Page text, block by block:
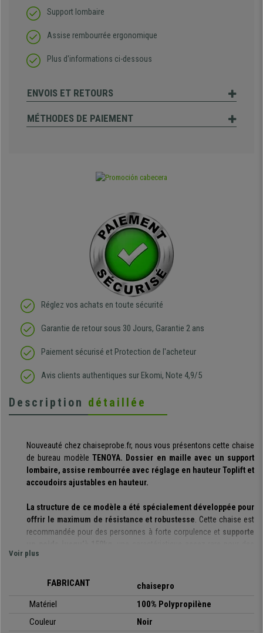
Support lombaire
Assise rembourrée ergonomique
Plus d'informations ci-dessous
ENVOIS ET RETOURS
MÉTHODES DE PAIEMENT
Réglez vos achats en toute sécurité
Garantie de retour sous 30 Jours, Garantie 2 ans
Paiement sécurisé et Protection de l'acheteur
Avis clients authentiques sur Ekomi, Note 4,9/5
Description détaillée
Nouveauté chez chaiseprobe.fr, nous vous présentons cette chaise
de bureau modèle TENOYA. Dossier en maille avec un support
lombaire, assise rembourrée avec réglage en hauteur Toplift et
accoudoirs ajustables en hauteur.
La structure de ce modèle a été spécialement développée pour
offrir le maximum de résistance et robustesse. Cette chaise est
recommandée pour des personnes à forte corpulence et supporte
chaises de bureau avec des roulettes. De plus, elle possède un
modèles de ce type pour moins de 300€.
Elle intègre également un mécanisme basculant
individuellement au poids corporel pour que le dos soit bien soutenu
Voir plus
FABRICANT
chaisepro
Matériel
100% Polypropilène
Couleur
Noir